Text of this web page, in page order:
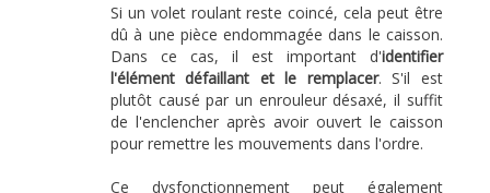
Si un volet roulant reste coincé, cela peut être
dû à une pièce endommagée dans le caisson.
Dans ce cas, il est important d'identifier
l'élément défaillant et le remplacer. S'il est
plutôt causé par un enrouleur désaxé, il suffit
de l'enclencher après avoir ouvert le caisson
pour remettre les mouvements dans l'ordre.
Ce dysfonctionnement peut également